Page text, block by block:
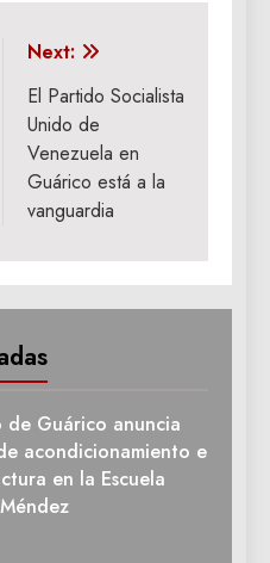
Next:
El Partido Socialista
Unido de
Venezuela en
Guárico está a la
vanguardia
de Guárico anuncia
acondicionamiento e
en la Escuela